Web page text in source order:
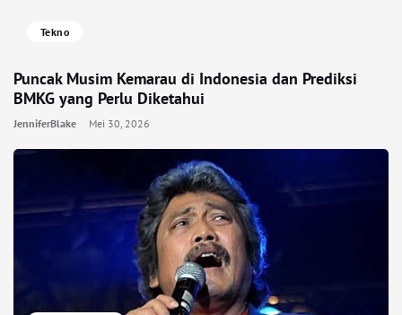
Tekno
Puncak Musim Kemarau di Indonesia dan Prediksi
BMKG yang Perlu Diketahui
JenniferBlake Mei 30, 2026